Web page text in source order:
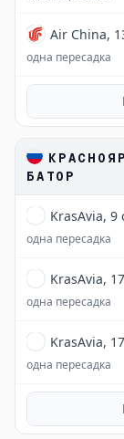
Air China,
одна пересадка
БАТОР
KrasAvia,
одна пересадка
KrasAvia,
одна пересадка
KrasAvia,
одна пересадка